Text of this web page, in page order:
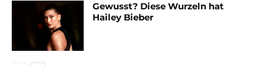
Gewusst? Diese Wurzeln hat
Hailey Bieber